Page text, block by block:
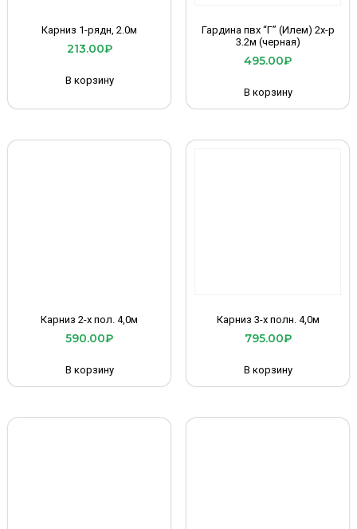
Карниз 1-рядн, 2.0м
213.00₽
В корзину
Гардина пвх “Г” (Илем) 2х-р
3.2м (черная)
495.00₽
В корзину
Карниз 2-х пол. 4,0м
590.00₽
В корзину
Карниз 3-х полн. 4,0м
795.00₽
В корзину